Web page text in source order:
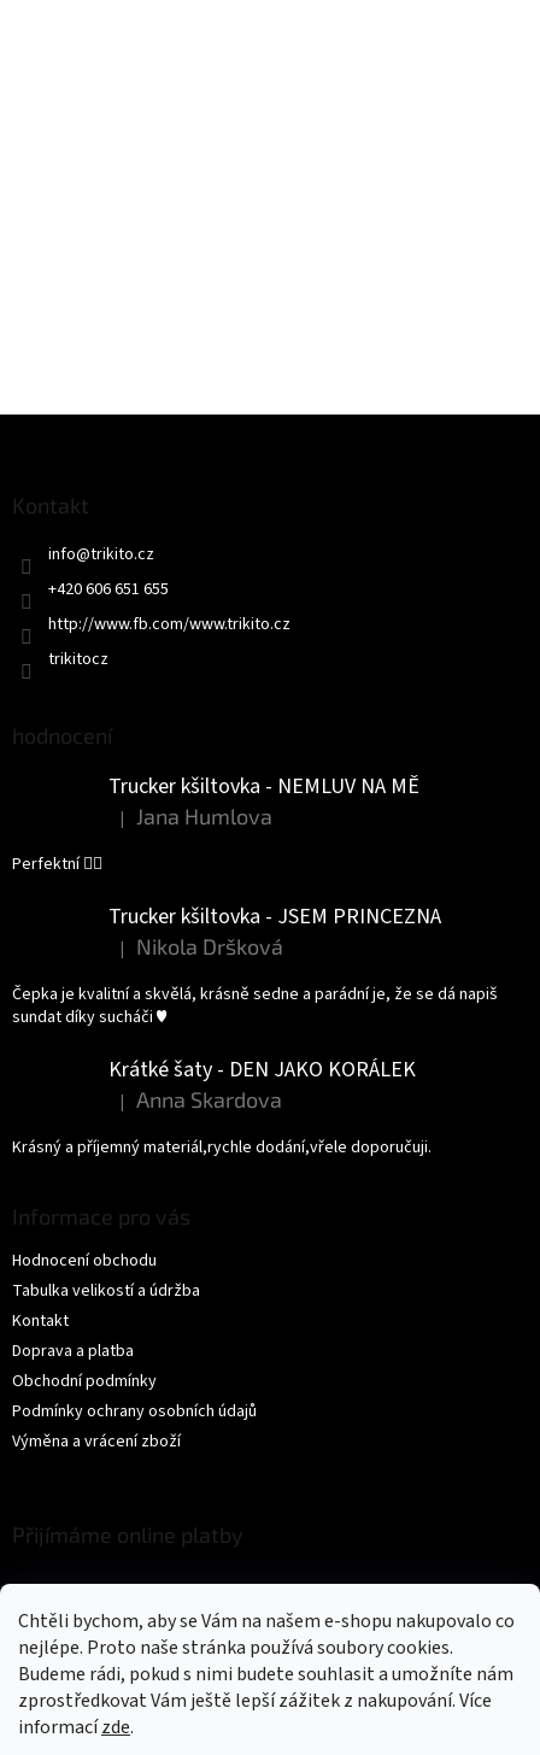
Chtěli bychom, aby se Vám na našem e-shopu nakupovalo co
nejlépe. Proto naše stránka používá soubory cookies.
Budeme rádi, pokud s nimi budete souhlasit a umožníte nám
zprostředkovat Vám ještě lepší zážitek z nakupování.Více
informacízde.
Kontakt
info@trikito.cz
+420 606 651 655
http://www.fb.com/www.trikito.cz
trikitocz
hodnocení
Trucker kšiltovka - NEMLUV NA MĚ
Hodnocení produktu je 5 z 5 hvězdiček.
| Jana Humlova
Perfektní 👌🏻
Trucker kšiltovka - JSEM PRINCEZNA
Hodnocení produktu je 5 z 5 hvězdiček.
| Nikola Dršková
Čepka je kvalitní a skvělá, krásně sedne a parádní je, že se dá napiš
sundat díky sucháči ♥️
Krátké šaty - DEN JAKO KORÁLEK
Hodnocení produktu je 5 z 5 hvězdiček.
| Anna Skardova
Krásný a příjemný materiál,rychle dodání,vřele doporučuji.
Informace pro vás
Hodnocení obchodu
Tabulka velikostí a údržba
Kontakt
Doprava a platba
Obchodní podmínky
Podmínky ochrany osobních údajů
Výměna a vrácení zboží
Přijímáme online platby
Vytvořil Shoptet